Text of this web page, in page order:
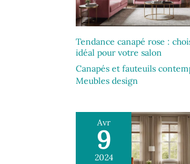
Tendance canapé rose :
idéal pour votre salon
Canapés et fauteuils
Meubles design
Avr
9
2024